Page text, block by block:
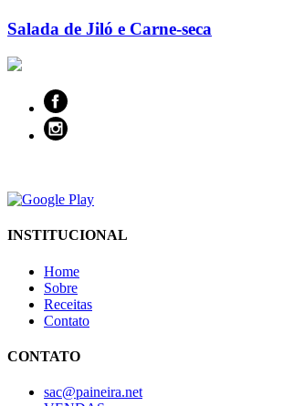
Salada de Jiló e Carne-seca
INSTITUCIONAL
Home
Sobre
Receitas
Contato
CONTATO
sac@paineira.net